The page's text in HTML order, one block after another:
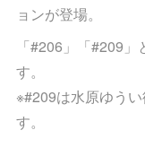
ョンが登場。
「#206」「#209
す。
※#209は水原ゆう
す。